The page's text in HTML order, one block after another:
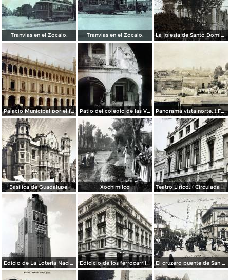
Tranvias en el Zocalo. Tranvias en el Zocalo. La Iglesia de Santo Domingo.
Palacio Municipal por el fotografo Hugo Brehme.. Patio del colegio de las Vizcainas por el fotografo Hugo Brehme. Panorama vista norte. ( Fechada el 20 de Junio de 1905 ).
Basilica de Guadalupe. Xochimilco Teatro Lirico. ( Circulada el 1 de Agosto de 1926 ).
Edicio de La Loteria Nacional Ciudad de México Abril de 1964 Edicicio de los ferrocarriles. El cruzero puente de San Francisco y Guardiola por el fotografo Felix Miret.